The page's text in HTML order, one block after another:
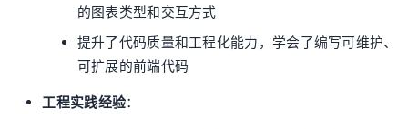
的图表类型和交互方式
提升了代码质量和工程化能力，学会了编写可维护、
可扩展的前端代码
工程实践经验：